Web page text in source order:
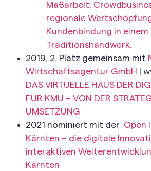
Maßarbeit:
regionale
Kundenbindung in einem
Traditionshandwerk.
2019, 2. Platz gemeinsam mit
Wirtschaftsagentur GmbH
|
DAS VIRTUELLE HAUS DER
FÜR KMU – VON DER
UMSETZUNG
2021 nominiert mit der Open
Kärnten – die digitale
interaktiven
Kärnten